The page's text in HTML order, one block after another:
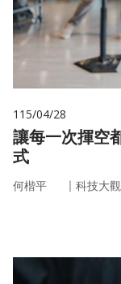
115/04/28
讓每一次揮空
式
何楷平 ｜ 科技大